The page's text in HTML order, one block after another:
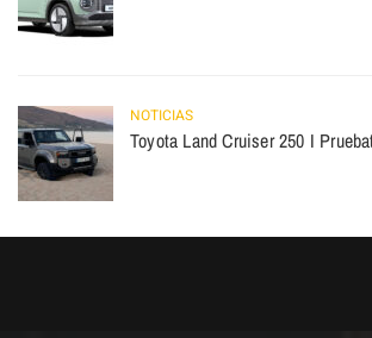
NOTICIAS
Toyota Land Cruiser 250 I